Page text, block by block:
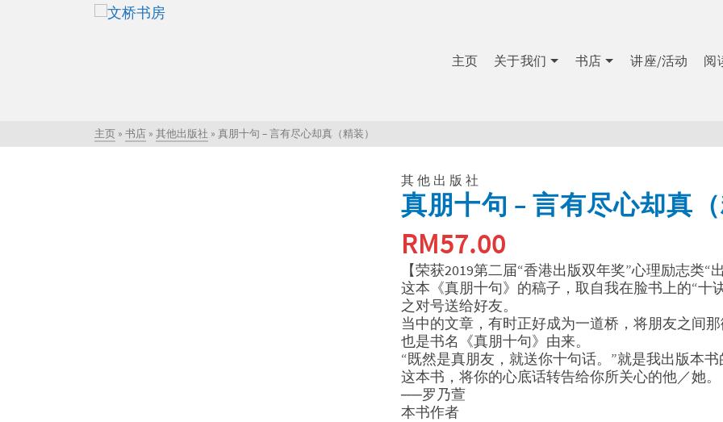
主页 关于我们 书店 讲座/活动 阅
主页 » 书店 » 其他出版社 » 真朋十句 – 言有尽心却真（精装）
其他出版社
真朋十句 – 言有尽心却真
RM57.00
【荣获2019第二届“香港出版双年奖”心理励志类“
这本《真朋十句》的稿子，取自我在脸书上的“十
之对号送给好友。
当中的文章，有时正好成为一道桥，将朋友之间
也是书名《真朋十句》由来。
“既然是真朋友，就送你十句话。”就是我出版本
这本书，将你的心底话转告给你所关心的他／她。
──罗乃萱
本书作者